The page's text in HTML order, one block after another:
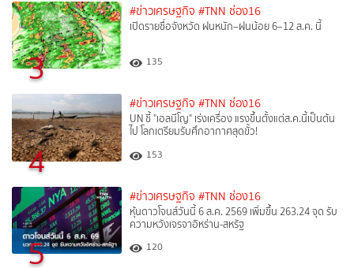
3
#ข่าวเศรษฐกิจ #TNN ช่อง16
เปิดรายชื่อจังหวัด ฝนหนัก–ฝนน้อย 6–12 ส.ค. นี้
135
4
#ข่าวเศรษฐกิจ #TNN ช่อง16
UN ชี้ "เอลนีโญ" เร่งเครื่อง แรงขึ้นตั้งแต่ส.ค.นี้เป็นต้น
ไป โลกเตรียมรับศึกอากาศสุดขั้ว!
153
5
#ข่าวเศรษฐกิจ #TNN ช่อง16
หุ้นดาวโจนส์วันนี้ 6 ส.ค. 2569 เพิ่มขึ้น 263.24 จุด รับ
ความหวังเจรจาอิหร่าน-สหรัฐ
120